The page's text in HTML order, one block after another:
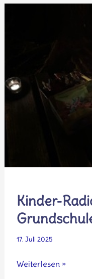
Kinder-
17. Juli 2025
Kinder-
Weiterlesen »